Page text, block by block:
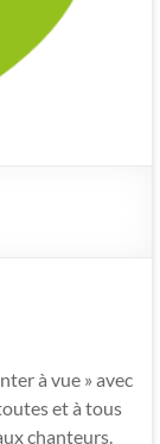
à vue » avec
et à tous
chanteurs.